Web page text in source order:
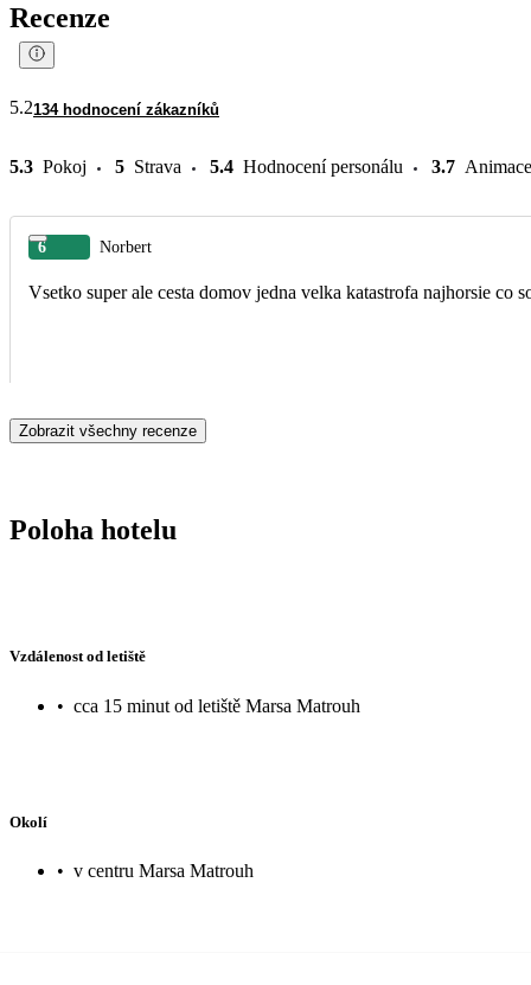
Recenze
5.2134 hodnocení zákazníků
5.3 Pokoj 5 Strava 5.4 Hodnocení personálu 3.7 Animace
6 Norbert
Vsetko super ale cesta domov jedna velka katastrofa najhorsie co
Zobrazit všechny recenze
Poloha hotelu
Vzdálenost od letiště
• cca 15 minut od letiště Marsa Matrouh
Okolí
• v centru Marsa Matrouh